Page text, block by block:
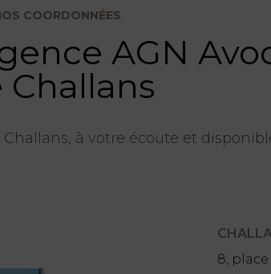
COORDONNÉES
AGN
Challans
Challans, à votre écoute et
8,